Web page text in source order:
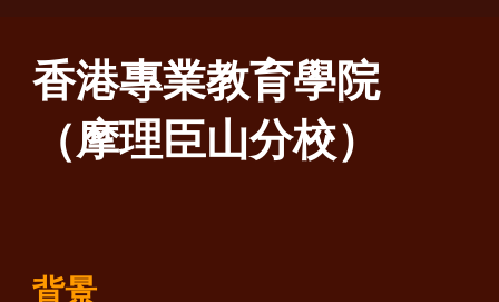
香港專業教育學院
（摩理臣山分校）
背景